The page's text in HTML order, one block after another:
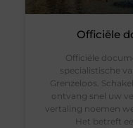
Officiële
Officiële
specialistische
Grenzeloos.
ontvang snel uw
vertaling noemen
Het betreft